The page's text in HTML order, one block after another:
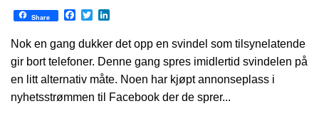
Share Facebook
Twitter
Nok en gang dukker det opp en svindel som tilsynelatende
gir bort telefoner. Denne gang spres imidlertid svindelen på
en litt alternativ måte. Noen har kjøpt annonseplass i
nyhetsstrømmen til Facebook der de sprer...